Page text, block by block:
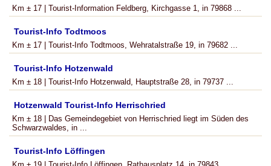
Km ± 17 | Tourist-Information Feldberg, Kirchgasse 1, in 79868 ...
Tourist-Info Todtmoos
Km ± 17 | Tourist-Info Todtmoos, Wehratalstraße 19, in 79682 ...
Tourist-Info Hotzenwald
Km ± 18 | Tourist-Info Hotzenwald, Hauptstraße 28, in 79737 ...
Hotzenwald Tourist-Info Herrischried
Km ± 18 | Das Gemeindegebiet von Herrischried liegt im Süden des
Schwarzwaldes, in ...
Tourist-Info Löffingen